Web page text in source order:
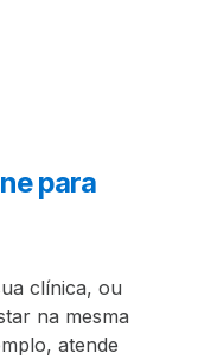
para
clínica, ou
na mesma
atende